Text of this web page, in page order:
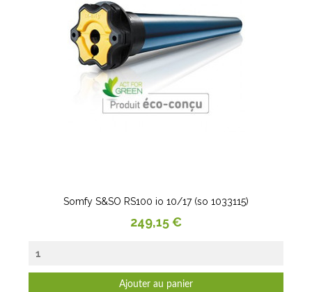
Somfy S&SO RS100 io 10/17 (so 1033115)
Prix
249,15 €
Ajouter au panier